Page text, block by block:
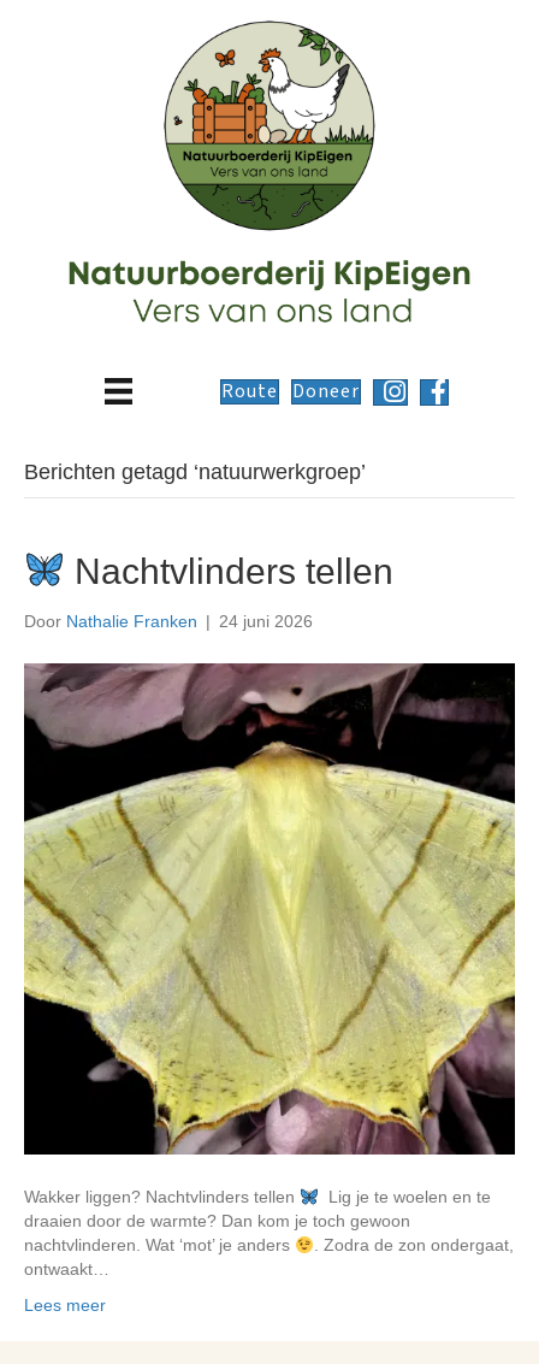
Route Doneer
Berichten getagd ‘natuurwerkgroep’
Nachtvlinders tellen
Door Nathalie Franken | 24 juni 2026
Wakker liggen? Nachtvlinders tellen
Lig je te woelen en te
draaien door de warmte? Dan kom je toch gewoon
nachtvlinderen. Wat ‘mot’ je anders
. Zodra de zon ondergaat,
ontwaakt…
Lees meer